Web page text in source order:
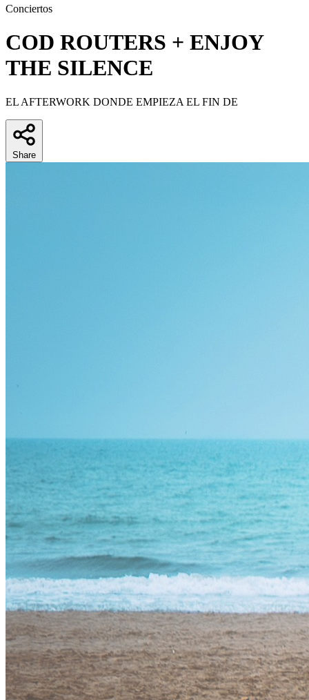
Conciertos
COD ROUTERS + ENJOY
THE SILENCE
EL AFTERWORK DONDE EMPIEZA EL FIN DE
Share